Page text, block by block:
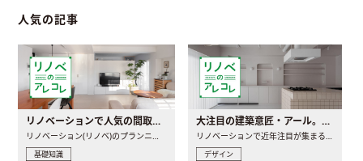
人気の記事
リノベーションで人気の間取りとは？トレンドの間取りと実例を徹底解説
リノベーション(リノベ)のプランニングで一番最初に決めるのは..
基礎知識
大注目の建築意匠・アール。人気の理由と空間に取り入れるポイント
リノベーションで近年注目が集まる建築意匠の一つであるアール..
デザイン